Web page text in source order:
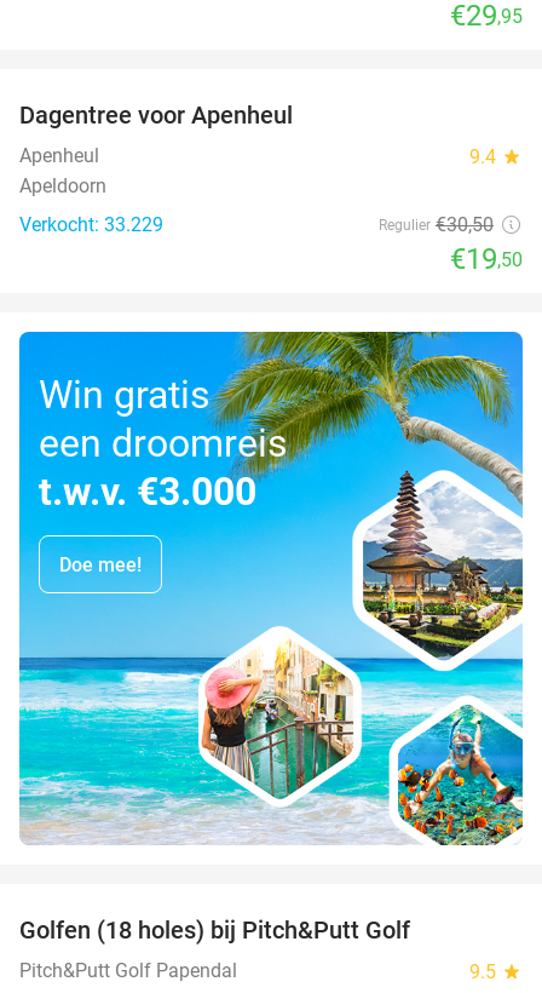
€29,95
Dagentree voor Apenheul
Apenheul 9.4 star
Apeldoorn
Verkocht: 33.229
Regulier €30,50
€19,50
Win gratis
een droomreis
t.w.v. €3.000
Doe mee!
Golfen (18 holes) bij Pitch&Putt Golf
Pitch&Putt Golf Papendal 9.5 star